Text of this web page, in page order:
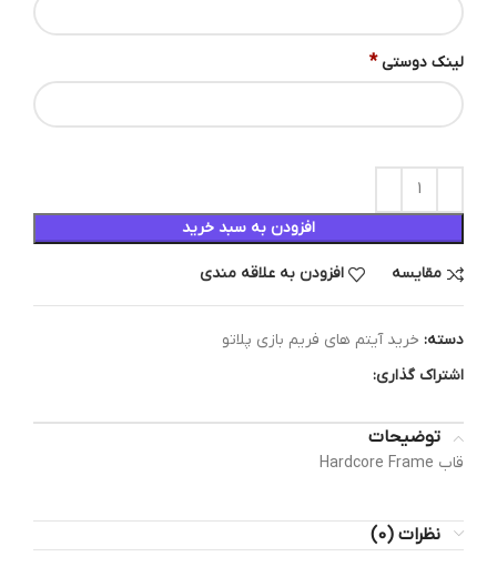
لینک دوستی *
افزودن به سبد خرید
مقایسه افزودن به علاقه مندی
دسته: خرید آیتم های فریم بازی پلاتو
اشتراک گذاری:
توضیحات
قاب Hardcore Frame
نظرات (0)